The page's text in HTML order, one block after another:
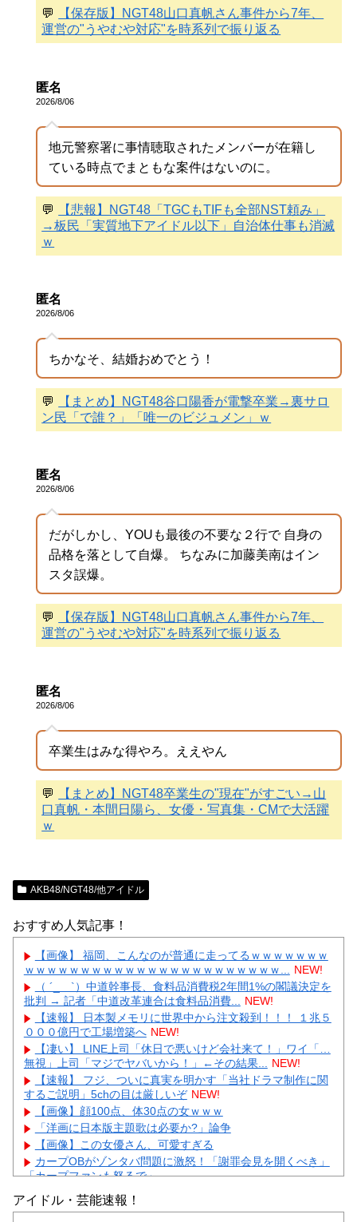
💬
【保存版】NGT48山口真帆さん事件から7年、
運営の"うやむや対応"を時系列で振り返る
匿名
2026/8/06
地元警察署に事情聴取されたメンバーが在籍し
ている時点でまともな案件はないのに。
💬
【悲報】NGT48「TGCもTIFも全部NST頼み」
→板民「実質地下アイドル以下」自治体仕事も消滅
ｗ
匿名
2026/8/06
ちかなそ、結婚おめでとう！
💬
【まとめ】NGT48谷口陽香が電撃卒業→裏サロ
ン民「で誰？」「唯一のビジュメン」ｗ
匿名
2026/8/06
だがしかし、YOUも最後の不要な２行で 自身の
品格を落として自爆。 ちなみに加藤美南はイン
スタ誤爆。
💬
【保存版】NGT48山口真帆さん事件から7年、
運営の"うやむや対応"を時系列で振り返る
匿名
2026/8/06
卒業生はみな得やろ。ええやん
💬
【まとめ】NGT48卒業生の"現在"がすごい→山
口真帆・本間日陽ら、女優・写真集・CMで大活躍
ｗ
AKB48/NGT48/他アイドル
おすすめ人気記事！
【画像】 福岡、こんなのが普通に走ってるｗｗｗｗｗｗｗ
ｗｗｗｗｗｗｗｗｗｗｗｗｗｗｗｗｗｗｗｗｗｗｗ...
NEW!
（ ´_ゝ`）中道幹事長、食料品消費税2年間1%の閣議決定を
批判 → 記者「中道改革連合は食料品消費...
NEW!
【速報】 日本製メモリに世界中から注文殺到！！！ １兆５
０００億円で工場増築へ NEW!
【凄い】 LINE上司「休日で悪いけど会社来て！」ワイ「…
無視」上司「マジでヤバいから！」←その結果...
NEW!
【速報】 フジ、ついに真実を明かす「当社ドラマ制作に関
するご説明」5chの目は厳しいぞ NEW!
【画像】顔100点、体30点の女ｗｗｗ
「洋画に日本版主題歌は必要か?」論争
【画像】この女優さん、可愛すぎる
カープOBがゾンタバ問題に激怒！「謝罪会見を開くべき」
「カープファンも怒るで」
【画像】顔100点、体30点の女ｗｗｗ
アイドル・芸能速報！